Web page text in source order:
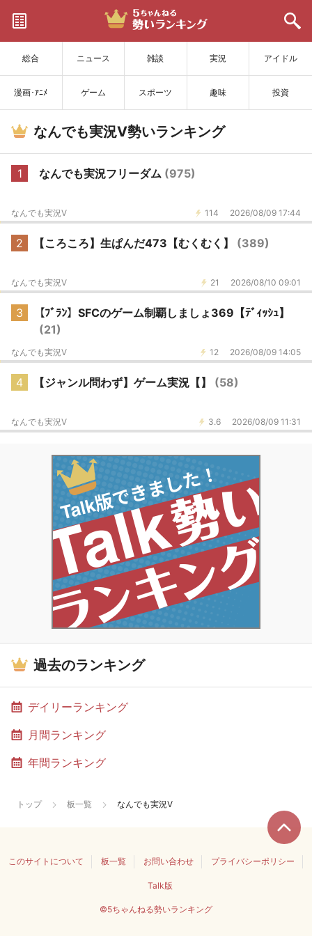
総合 ニュース 雑談 実況 アイドル
漫画･ｱﾆﾒ ゲーム スポーツ 趣味 投資
サイトを更新
なんでも実況V勢いランキング
1 なんでも実況フリーダム (975)
114 2026/08/09 17:44
なんでも実況V
2 【ころころ】生ぱんだ473【むくむく】 (389)
21 2026/08/10 09:01
なんでも実況V
3
【ﾌﾞﾗﾝ】SFCのゲーム制覇しましょ369【ﾃﾞｨｯｼｭ】
(21)
12 2026/08/09 14:05
なんでも実況V
4 【ジャンル問わず】ゲーム実況【】 (58)
3.6 2026/08/09 11:31
なんでも実況V
過去のランキング
デイリーランキング
月間ランキング
年間ランキング
トップ 板一覧 なんでも実況V
このサイトについて 板一覧 お問い合わせ プライバシーポリシー
Talk版
©5ちゃんねる勢いランキング